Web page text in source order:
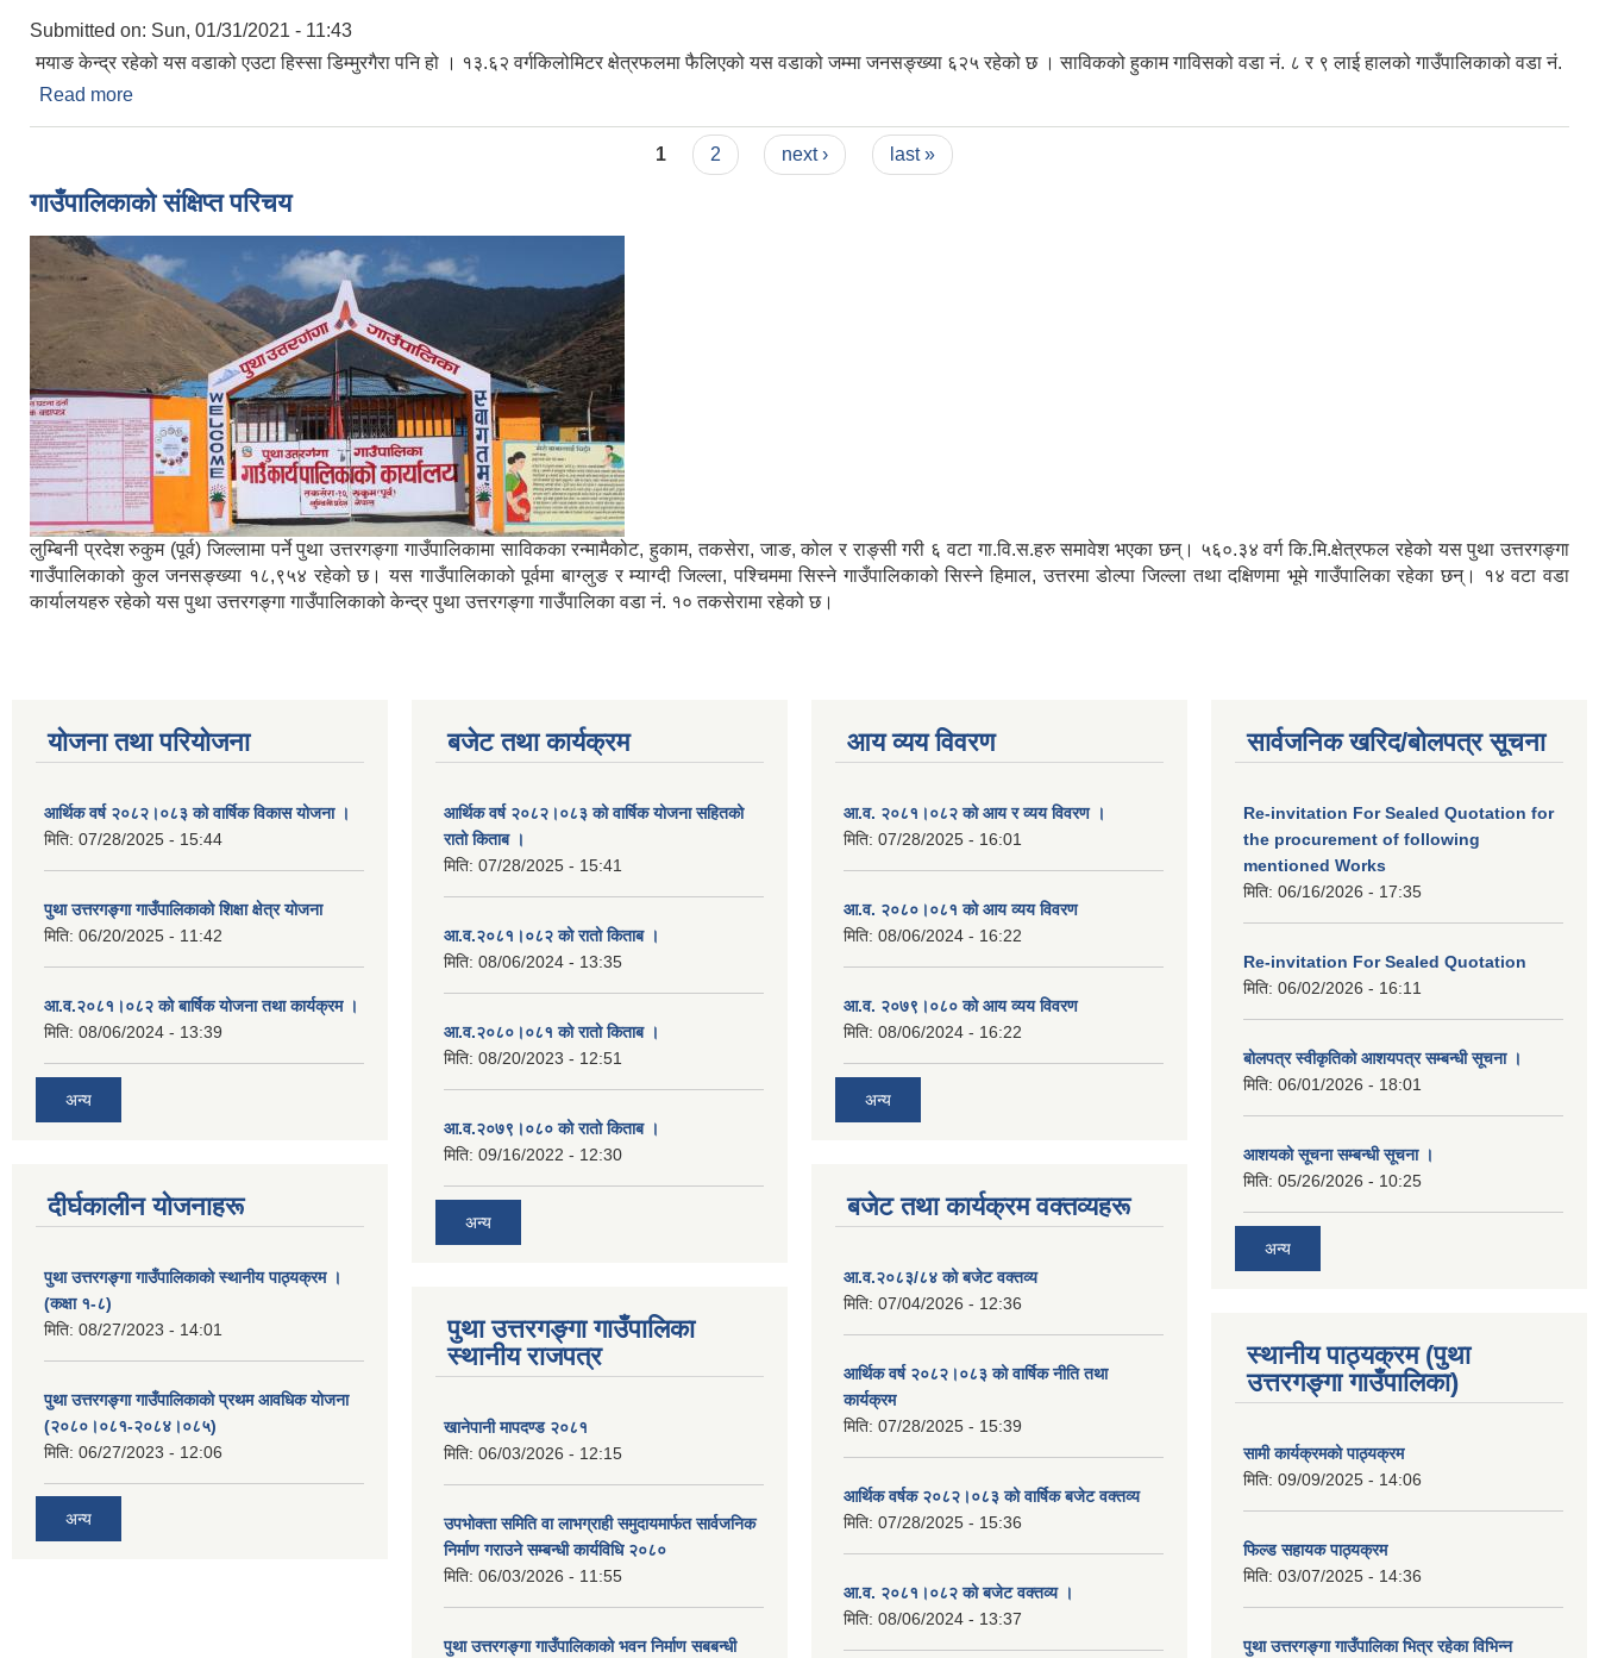
Submitted on: Sun, 01/31/2021 - 11:43
मयाङ केन्द्र रहेको यस वडाको एउटा हिस्सा डिम्मुरगैरा पनि हो । १३.६२ वर्गकिलोमिटर क्षेत्रफलमा फैलिएको यस वडाको जम्मा जनसङ्ख्या ६२५ रहेको छ । साविकको हुकाम गाविसको वडा नं. ८ र ९ लाई हालको गाउँपालिकाको वडा नं.
Read more
1 2 next › last »
गाउँपालिकाको संक्षिप्त परिचय
लुम्बिनी प्रदेश रुकुम (पूर्व) जिल्लामा पर्ने पुथा उत्तरगङ्गा गाउँपालिकामा साविकका रन्मामैकोट, हुकाम, तकसेरा, जाङ, कोल र राङ्सी गरी ६ वटा गा.वि.स.हरु समावेश भएका छन्। ५६०.३४ वर्ग कि.मि.क्षेत्रफल रहेको यस पुथा उत्तरगङ्गा
गाउँपालिकाको कुल जनसङ्ख्या १८,९५४ रहेको छ। यस गाउँपालिकाको पूर्वमा बाग्लुङ र म्याग्दी जिल्ला, पश्चिममा सिस्ने गाउँपालिकाको सिस्ने हिमाल, उत्तरमा डोल्पा जिल्ला तथा दक्षिणमा भूमे गाउँपालिका रहेका छन्। १४ वटा वडा
कार्यालयहरु रहेको यस पुथा उत्तरगङ्गा गाउँपालिकाको केन्द्र पुथा उत्तरगङ्गा गाउँपालिका वडा नं. १० तकसेरामा रहेको छ।
योजना तथा परियोजना
आर्थिक वर्ष २०८२।०८३ को वार्षिक विकास योजना ।
मिति: 07/28/2025 - 15:44
पुथा उत्तरगङ्गा गाउँपालिकाको शिक्षा क्षेत्र योजना
मिति: 06/20/2025 - 11:42
आ.व.२०८१।०८२ को बार्षिक योजना तथा कार्यक्रम ।
मिति: 08/06/2024 - 13:39
अन्य
दीर्घकालीन योजनाहरू
पुथा उत्तरगङ्गा गाउँपालिकाको स्थानीय पाठ्यक्रम ।
(कक्षा १-८)
मिति: 08/27/2023 - 14:01
पुथा उत्तरगङ्गा गाउँपालिकाको प्रथम आवधिक योजना
(२०८०।०८१-२०८४।०८५)
मिति: 06/27/2023 - 12:06
अन्य
बजेट तथा कार्यक्रम
आर्थिक वर्ष २०८२।०८३ को वार्षिक योजना सहितको
रातो किताब ।
मिति: 07/28/2025 - 15:41
आ.व.२०८१।०८२ को रातो किताब ।
मिति: 08/06/2024 - 13:35
आ.व.२०८०।०८१ को रातो किताब ।
मिति: 08/20/2023 - 12:51
आ.व.२०७९।०८० को रातो किताब ।
मिति: 09/16/2022 - 12:30
अन्य
पुथा उत्तरगङ्गा गाउँपालिका
स्थानीय राजपत्र
खानेपानी मापदण्ड २०८१
मिति: 06/03/2026 - 12:15
उपभोक्ता समिति वा लाभग्राही समुदायमार्फत सार्वजनिक
निर्माण गराउने सम्बन्धी कार्यविधि २०८०
मिति: 06/03/2026 - 11:55
पुथा उत्तरगङ्गा गाउँपालिकाको भवन निर्माण सबबन्धी
आय व्यय विवरण
आ.व. २०८१।०८२ को आय र व्यय विवरण ।
मिति: 07/28/2025 - 16:01
आ.व. २०८०।०८१ को आय व्यय विवरण
मिति: 08/06/2024 - 16:22
आ.व. २०७९।०८० को आय व्यय विवरण
मिति: 08/06/2024 - 16:22
अन्य
बजेट तथा कार्यक्रम वक्तव्यहरू
आ.व.२०८३/८४ को बजेट वक्तव्य
मिति: 07/04/2026 - 12:36
आर्थिक वर्ष २०८२।०८३ को वार्षिक नीति तथा
कार्यक्रम
मिति: 07/28/2025 - 15:39
आर्थिक वर्षक २०८२।०८३ को वार्षिक बजेट वक्तव्य
मिति: 07/28/2025 - 15:36
आ.व. २०८१।०८२ को बजेट वक्तव्य ।
मिति: 08/06/2024 - 13:37
सार्वजनिक खरिद/बोलपत्र सूचना
Re-invitation For Sealed Quotation for
the procurement of following
mentioned Works
मिति: 06/16/2026 - 17:35
Re-invitation For Sealed Quotation
मिति: 06/02/2026 - 16:11
बोलपत्र स्वीकृतिको आशयपत्र सम्बन्धी सूचना ।
मिति: 06/01/2026 - 18:01
आशयको सूचना सम्बन्धी सूचना ।
मिति: 05/26/2026 - 10:25
अन्य
स्थानीय पाठ्यक्रम (पुथा
उत्तरगङ्गा गाउँपालिका)
सामी कार्यक्रमको पाठ्यक्रम
मिति: 09/09/2025 - 14:06
फिल्ड सहायक पाठ्यक्रम
मिति: 03/07/2025 - 14:36
पुथा उत्तरगङ्गा गाउँपालिका भित्र रहेका विभिन्न